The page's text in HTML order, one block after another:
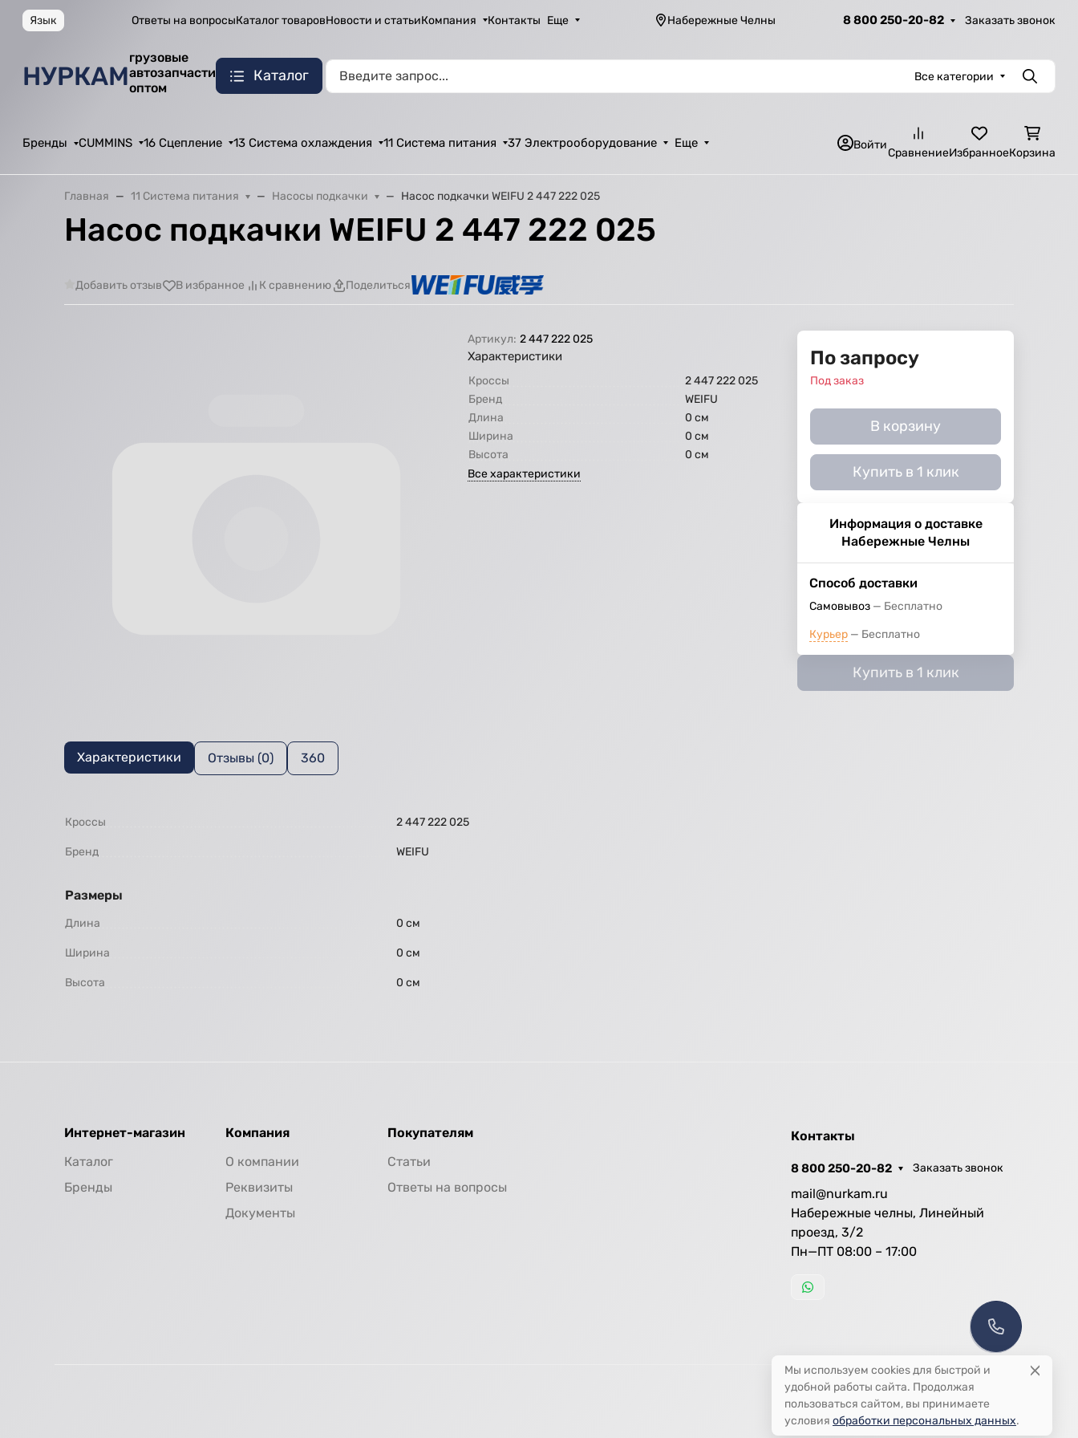
Язык Ответы на вопросыКаталог товаровНовости и статьиКомпания Контакты Еще Набережные Челны 8 800 250-20-82 Заказать звонок
НУРКАМ
грузовые
автозапчасти
оптом
Каталог Все категории Поиск
Бренды CUMMINS 16 Сцепление 13 Система охлаждения 11 Система питания 37 Электрооборудование Еще Войти
СравнениеИзбранноеКорзина
Главная 11 Система питания Насосы подкачки Насос подкачки WEIFU 2 447 222 025
Насос подкачки WEIFU 2 447 222 025
Добавить отзыв В избранное К сравнению Поделиться
Артикул: 2 447 222 025
Характеристики
Кроссы
2 447 222 025
Бренд
WEIFU
Длина
0 см
Ширина
0 см
Высота
0 см
Все характеристики
По запросу
Под заказ
В корзину
Купить в 1 клик
Информация о доставке
Набережные Челны
Способ доставки
Самовывоз Бесплатно
Курьер Бесплатно
Купить в 1 клик
Характеристики Отзывы (0) 360
Кроссы 2 447 222 025
Бренд WEIFU
Размеры
Длина 0 см
Ширина 0 см
Высота 0 см
Интернет-магазин
Каталог
Бренды
Компания
О компании
Реквизиты
Документы
Покупателям
Статьи
Ответы на вопросы
Контакты
8 800 250-20-82 Заказать звонок
mail@nurkam.ru
Набережные челны, Линейный
проезд, 3/2
Пн—ПТ 08:00 – 17:00
Мы используем cookies для быстрой и
удобной работы сайта. Продолжая
пользоваться сайтом, вы принимаете
условия обработки персональных данных.